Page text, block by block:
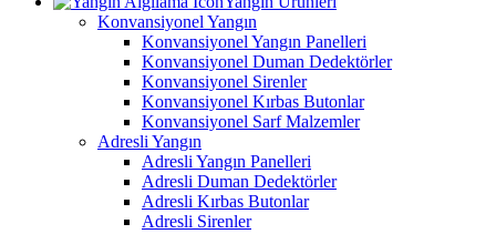
Konvansiyonel Yangın
Konvansiyonel Yangın Panelleri
Konvansiyonel Duman Dedektörler
Konvansiyonel Sirenler
Konvansiyonel Kırbas Butonlar
Konvansiyonel Sarf Malzemler
Adresli Yangın
Adresli Yangın Panelleri
Adresli Duman Dedektörler
Adresli Kırbas Butonlar
Adresli Sirenler